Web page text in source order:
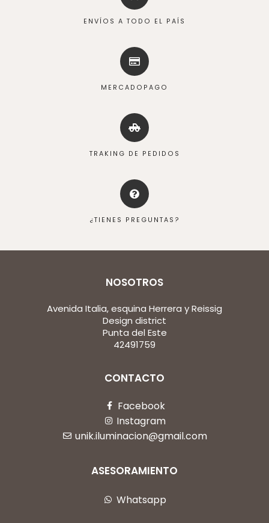
ENVÍOS A TODO EL PAÍS
MERCADOPAGO
TRAKING DE PEDIDOS
¿TIENES PREGUNTAS?
NOSOTROS
Avenida Italia, esquina Herrera y Reissig
Design district
Punta del Este
42491759
CONTACTO
Facebook
Instagram
unik.iluminacion@gmail.com
ASESORAMIENTO
Whatsapp